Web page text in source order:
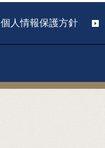
個人情報保護方針